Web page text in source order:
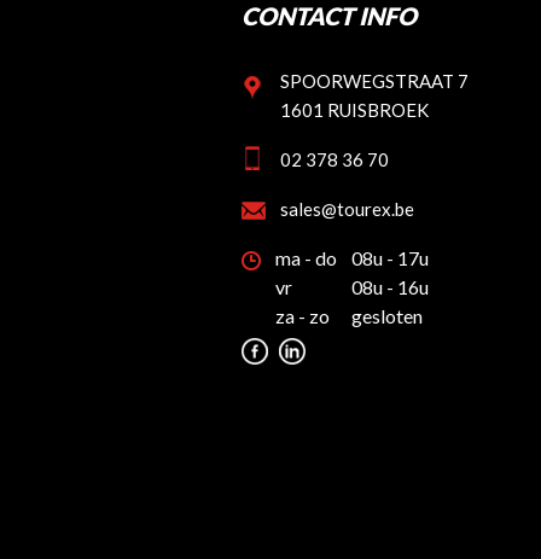
CONTACT INFO
SPOORWEGSTRAAT 7
1601 RUISBROEK
02 378 36 70
sales@tourex.be
ma - do
08u - 17u
vr
08u - 16u
za - zo
gesloten